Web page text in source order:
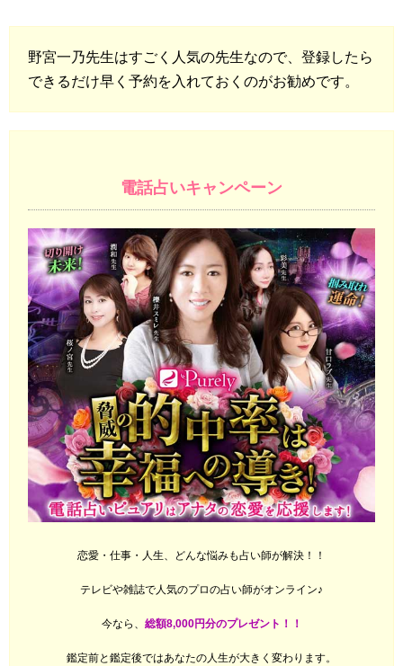
野宮一乃先生はすごく人気の先生なので、登録したら
できるだけ早く予約を入れておくのがお勧めです。
電話占いキャンペーン
恋愛・仕事・人生、どんな悩みも占い師が解決！！
テレビや雑誌で人気のプロの占い師がオンライン♪
今なら、 総額8,000円分のプレゼント！！
鑑定前と鑑定後ではあなたの人生が大きく変わります。